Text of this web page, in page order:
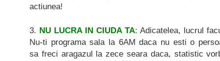
actiunea!
3. NU LUCRA IN CIUDA TA: Adicatelea, lucrul
Nu-ti programa sala la 6AM daca nu esti o
sa freci aragazul la zece seara daca, statistic